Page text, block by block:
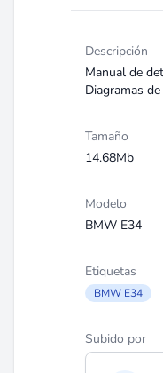
Descripción
Manual de
Diagramas
Tamaño
14.68Mb
Modelo
BMW E34
Etiquetas
BMW E34
Subido por